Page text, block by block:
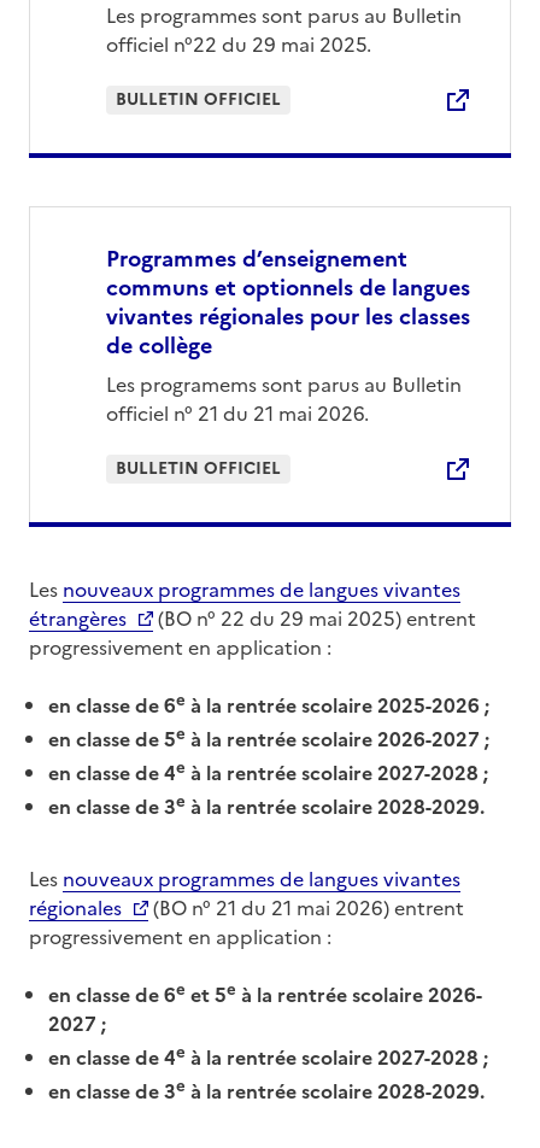
Les programmes sont parus au Bulletin
officiel n°22 du 29 mai 2025.
BULLETIN OFFICIEL
Programmes d’enseignement
communs et optionnels de langues
vivantes régionales pour les classes
de collège
Les programems sont parus au Bulletin
officiel n° 21 du 21 mai 2026.
BULLETIN OFFICIEL
Les nouveaux programmes de langues vivantes
étrangères
(BO n° 22 du 29 mai 2025) entrent
progressivement en application :
en classe de 6e à la rentrée scolaire 2025-2026 ;
en classe de 5e à la rentrée scolaire 2026-2027 ;
en classe de 4e à la rentrée scolaire 2027-2028 ;
en classe de 3e à la rentrée scolaire 2028-2029.
Les nouveaux programmes de langues vivantes
régionales
(BO n° 21 du 21 mai 2026) entrent
progressivement en application :
en classe de 6e et 5e à la rentrée scolaire 2026-
2027 ;
en classe de 4e à la rentrée scolaire 2027-2028 ;
en classe de 3e à la rentrée scolaire 2028-2029.